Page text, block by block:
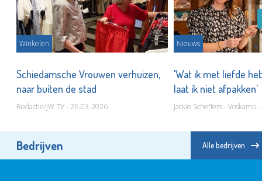
Winkelen
Schiedamsche Vrouwen verhuizen,
naar buiten de stad
Redactie/JW TV - 26-03-2026
Nieuws
'Wat ik met liefde
laat ik niet afpakken'
Jackie Scheffers - Voskamp
Bedrijven Alle bedrijven